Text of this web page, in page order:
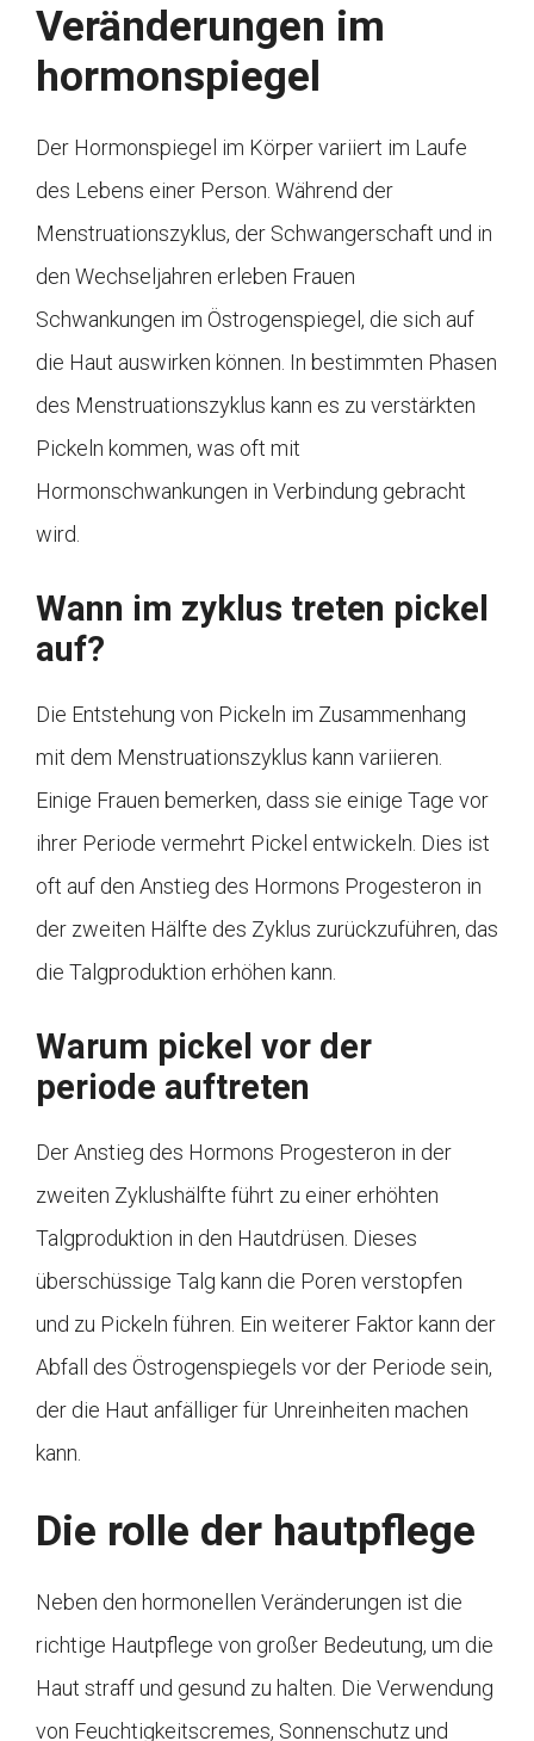
Veränderungen im
hormonspiegel
Der Hormonspiegel im Körper variiert im Laufe
des Lebens einer Person. Während der
Menstruationszyklus, der Schwangerschaft und in
den Wechseljahren erleben Frauen
Schwankungen im Östrogenspiegel, die sich auf
die Haut auswirken können. In bestimmten Phasen
des Menstruationszyklus kann es zu verstärkten
Pickeln kommen, was oft mit
Hormonschwankungen in Verbindung gebracht
wird.
Wann im zyklus treten pickel
auf?
Die Entstehung von Pickeln im Zusammenhang
mit dem Menstruationszyklus kann variieren.
Einige Frauen bemerken, dass sie einige Tage vor
ihrer Periode vermehrt Pickel entwickeln. Dies ist
oft auf den Anstieg des Hormons Progesteron in
der zweiten Hälfte des Zyklus zurückzuführen, das
die Talgproduktion erhöhen kann.
Warum pickel vor der
periode auftreten
Der Anstieg des Hormons Progesteron in der
zweiten Zyklushälfte führt zu einer erhöhten
Talgproduktion in den Hautdrüsen. Dieses
überschüssige Talg kann die Poren verstopfen
und zu Pickeln führen. Ein weiterer Faktor kann der
Abfall des Östrogenspiegels vor der Periode sein,
der die Haut anfälliger für Unreinheiten machen
kann.
Die rolle der hautpflege
Neben den hormonellen Veränderungen ist die
richtige Hautpflege von großer Bedeutung, um die
Haut straff und gesund zu halten. Die Verwendung
von Feuchtigkeitscremes, Sonnenschutz und